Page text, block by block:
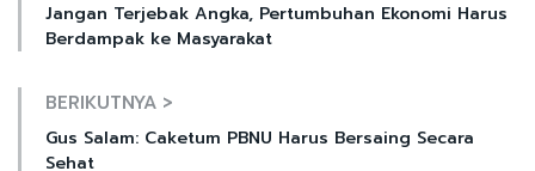
Jangan Terjebak Angka, Pertumbuhan Ekonomi Harus
Berdampak ke Masyarakat
BERIKUTNYA >
Gus Salam: Caketum PBNU Harus Bersaing Secara
Sehat